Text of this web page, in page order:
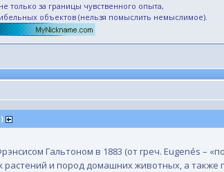
только за границы чувственного опыта,
объектов (нельзя помыслить немыслимое).
Гальтоном в 1883 (от греч. Eugenés –
и пород домашних животных, а